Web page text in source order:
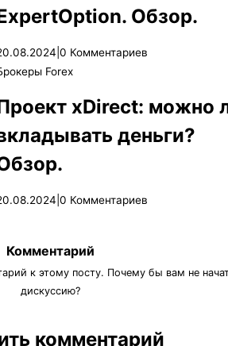
Обзор.
|0 Комментариев
Forex
xDirect: можно
деньги?
|0 Комментариев
Комментарий
к этому посту. Почему бы вам не
дискуссию?
комментарий